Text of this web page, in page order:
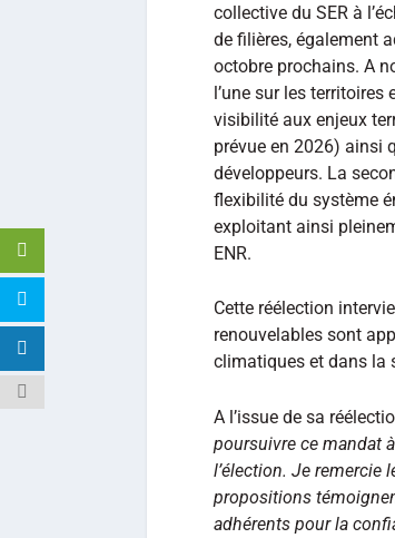
collective du SER à
de filières, également
octobre prochains. A
l’une sur les
visibilité aux enjeux
prévue en 2026) ainsi
développeurs. La
flexibilité du système
exploitant ainsi
ENR.
Cette réélection
renouvelables sont
climatiques et dans la
A l’issue de sa
poursuivre ce mandat
l’élection. Je remercie
propositions
adhérents pour la